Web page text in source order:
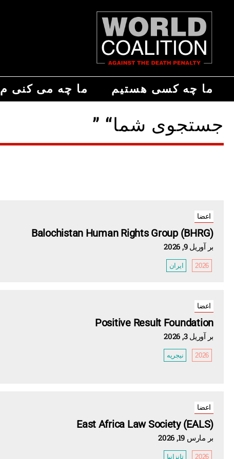
ما چه کسی هستیم ما چه می کنی م
جستجوی شما“ ”
اعضا
Balochistan Human Rights Group (BHRG)
بر آوریل 9, 2026
2026 ایران
اعضا
Positive Result Foundation
بر آوریل 3, 2026
2026 نیجریه
اعضا
East Africa Law Society (EALS)
بر مارس 19, 2026
2026 تانزانیا